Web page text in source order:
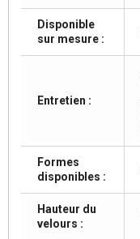
Disponible
sur mesure :
Entretien :
Formes
disponibles :
Hauteur du
velours :